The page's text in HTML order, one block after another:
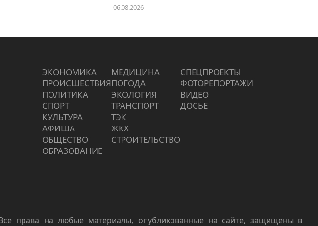
06.08.2026
ЭКОНОМИКА
ПРОИCШЕСТВИЯ
ПОЛИТИКА
СПОРТ
КУЛЬТУРА
АФИША
ОБЩЕСТВО
ОБРАЗОВАНИЕ
МЕДИЦИНА
ПОГОДА
ЭКОЛОГИЯ
ТРАНСПОРТ
ТЭК
ЖКХ
СТРОИТЕЛЬСТВО
СПЕЦПРОЕКТЫ
ФОТОРЕПОРТАЖИ
ВИДЕО
ДОСЬЕ
права на любые материалы, опубликованные на сайте, защищены в